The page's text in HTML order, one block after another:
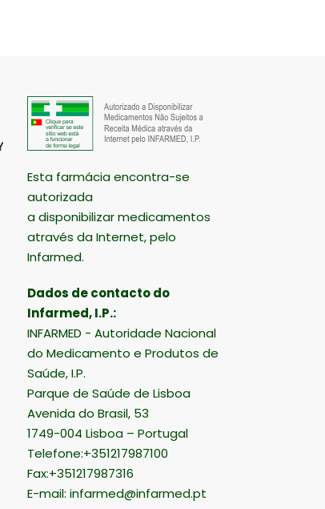
Esta farmácia encontra-se
autorizada
a disponibilizar medicamentos
através da Internet, pelo
Infarmed.
Dados de contacto do
Infarmed, I.P.:
INFARMED - Autoridade Nacional
do Medicamento e Produtos de
Saúde, I.P.
Parque de Saúde de Lisboa
Avenida do Brasil, 53
1749-004 Lisboa – Portugal
Telefone:+351217987100
Fax:+351217987316
E-mail: infarmed@infarmed.pt